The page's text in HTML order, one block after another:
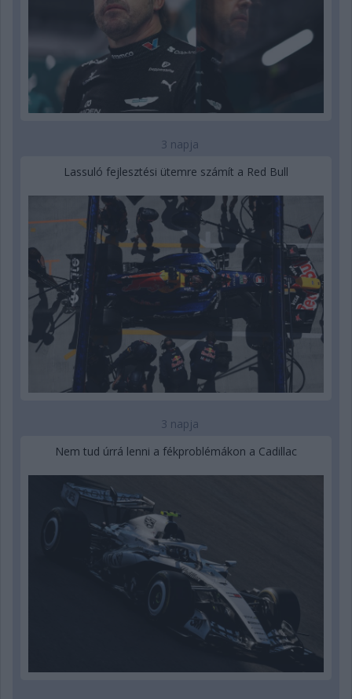
3 napja
Lassuló fejlesztési ütemre számít a Red Bull
3 napja
Nem tud úrrá lenni a fékproblémákon a Cadillac